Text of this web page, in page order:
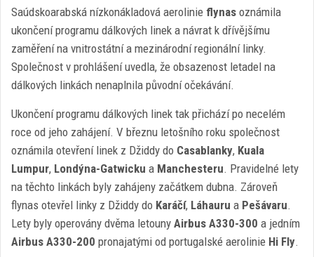
Saúdskoarabská nízkonákladová aerolinie flynas oznámila
ukončení programu dálkových linek a návrat k dřívějšímu
zaměření na vnitrostátní a mezinárodní regionální linky.
Společnost v prohlášení uvedla, že obsazenost letadel na
dálkových linkách nenaplnila původní očekávání.
Ukončení programu dálkových linek tak přichází po necelém
roce od jeho zahájení. V březnu letošního roku společnost
oznámila otevření linek z Džiddy do Casablanky, Kuala
Lumpur, Londýna-Gatwicku a Manchesteru. Pravidelné lety
na těchto linkách byly zahájeny začátkem dubna. Zároveň
flynas otevřel linky z Džiddy do Karáčí, Láhauru a Pešávaru.
Lety byly operovány dvěma letouny Airbus A330-300 a jedním
Airbus A330-200 pronajatými od portugalské aerolinie Hi Fly.